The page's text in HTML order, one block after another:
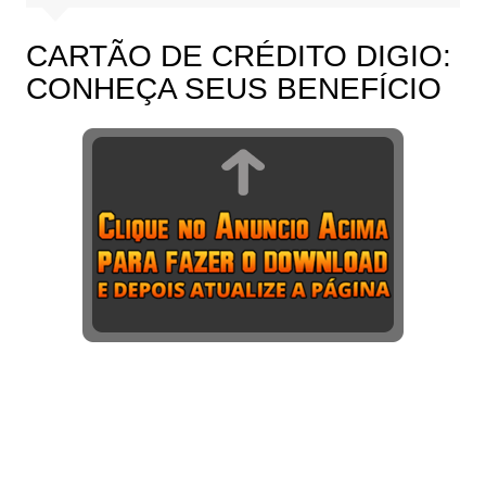
CARTÃO DE CRÉDITO DIGIO:
CONHEÇA SEUS BENEFÍCIO